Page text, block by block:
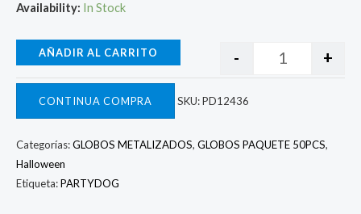
Availability: In Stock
- +
AÑADIR AL CARRITO
CONTINUA COMPRA SKU:PD12436
Categorías:GLOBOS METALIZADOS, GLOBOS PAQUETE 50PCS,
Halloween
Etiqueta:PARTYDOG